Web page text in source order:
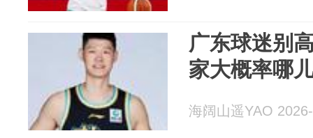
广东球迷别
家大概率哪
海阔山遥YAO